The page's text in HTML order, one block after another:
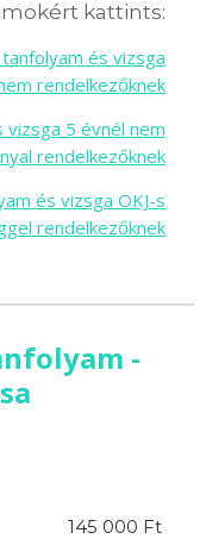
kattints:
és vizsga
rendelkezőknek
5 évnél nem
rendelkezőknek
és vizsga OKJ-s
rendelkezőknek
-
145 000 Ft